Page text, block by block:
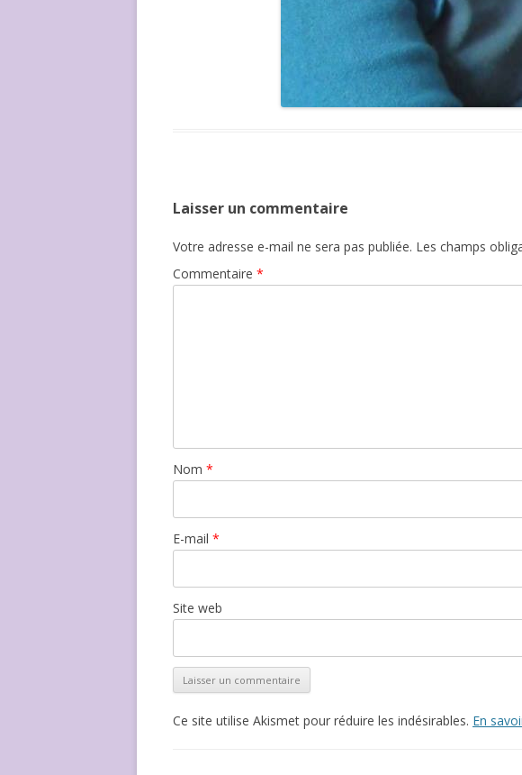
Laisser un commentaire
Votre adresse e-mail ne sera pas publiée. Les champs
Commentaire *
Nom *
E-mail *
Site web
Ce site utilise Akismet pour réduire les indésirables. En